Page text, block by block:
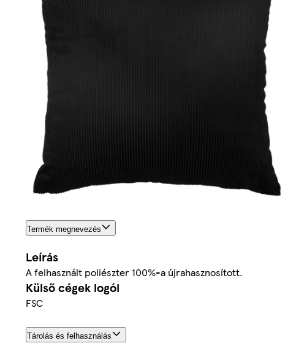
Termék megnevezés
Leírás
A felhasznált poliészter 100%-a újrahasznosított.
Külső cégek logói
FSC
Tárolás és felhasználás